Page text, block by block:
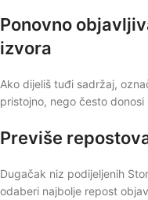
Ponovno
izvora
Ako dijeliš tuđi sadržaj,
pristojno, nego često
Previše
Dugačak niz podijeljenih
odaberi najbolje repost